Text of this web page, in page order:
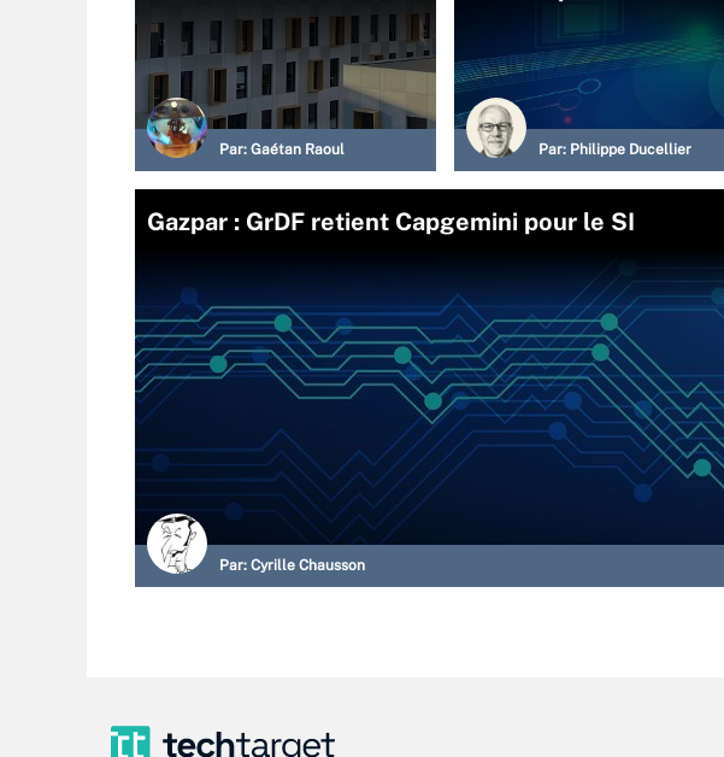
Par: Gaétan Raoul Par: Philippe Ducellier
Gazpar : GrDF retient Capgemini pour le SI
Par: Cyrille Chausson